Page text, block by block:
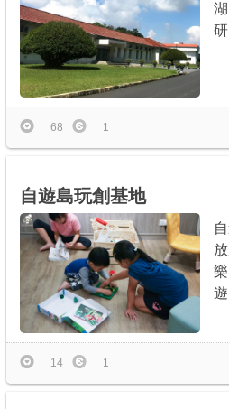
68 1
自遊島玩創基地
14 1